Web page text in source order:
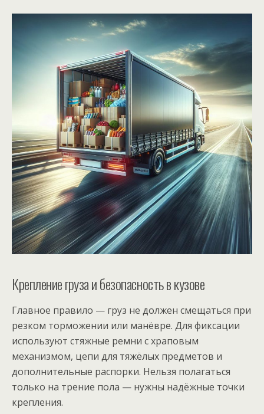
Крепление груза и безопасность в кузове
Главное правило — груз не должен смещаться при
резком торможении или манёвре. Для фиксации
используют стяжные ремни с храповым
механизмом, цепи для тяжёлых предметов и
дополнительные распорки. Нельзя полагаться
только на трение пола — нужны надёжные точки
крепления.